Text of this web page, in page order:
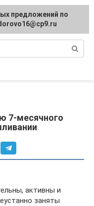
7-месячного
активны и
заняты
предложений по